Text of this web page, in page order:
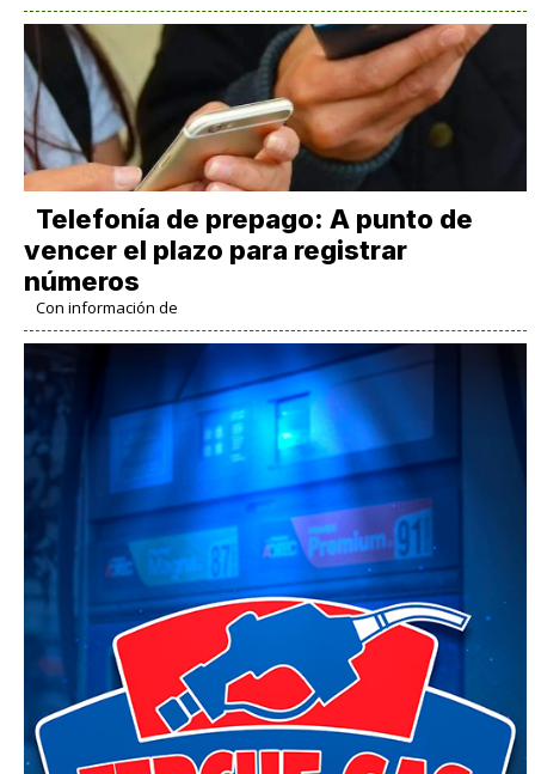
Telefonía de prepago: A punto de
vencer el plazo para registrar
números
Con información de